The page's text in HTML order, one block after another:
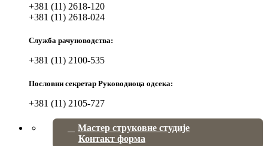
+381 (11) 2618-120
+381 (11) 2618-024
Служба рачуноводства:
+381 (11) 2100-535
Пословни секретар Руководиоца одсека:
+381 (11) 2105-727
Мастер струковне студије
Контакт форма